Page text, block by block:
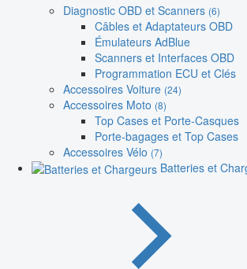
Diagnostic OBD et Scanners (6)
Câbles et Adaptateurs OBD
Émulateurs AdBlue
Scanners et Interfaces OBD
Programmation ECU et Clés
Accessoires Voiture (24)
Accessoires Moto (8)
Top Cases et Porte-Casques
Porte-bagages et Top Cases
Accessoires Vélo (7)
Batteries et